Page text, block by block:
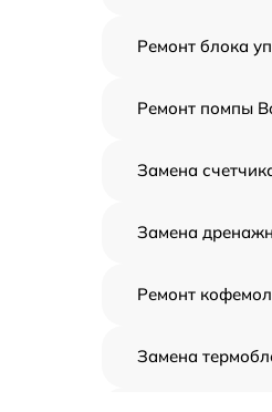
Ремонт блока
Ремонт помпы
Замена
Замена
Ремонт
Замена